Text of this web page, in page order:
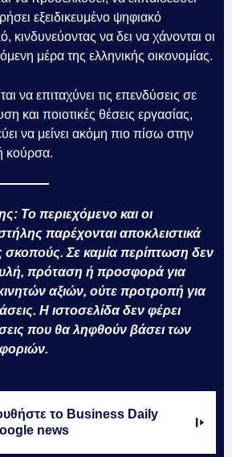
εξειδικευμένο ψηφιακό
κινδυνεύοντας να δει να χάνονται οι
μέρα της ελληνικής οικονομίας.
να επιταχύνει τις επενδύσεις σε
και ποιοτικές θέσεις εργασίας,
να μείνει ακόμη πιο πίσω στην
κούρσα.
Το περιεχόμενο και οι
παρέχονται αποκλειστικά
σκοπούς. Σε καμία περίπτωση δεν
πρόταση ή προσφορά για
αξιών, ούτε προτροπή για
Η ιστοσελίδα δεν φέρει
που θα ληφθούν βάσει των
το Business Daily
news